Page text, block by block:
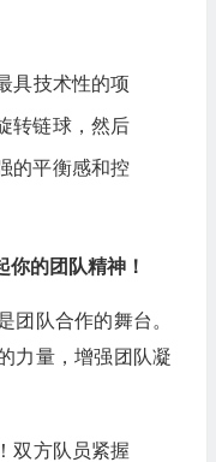
具技术性的项
转链球，然后
的平衡感和控
的团队精神！
团队合作的舞台。
力量，增强团队凝
双方队员紧握